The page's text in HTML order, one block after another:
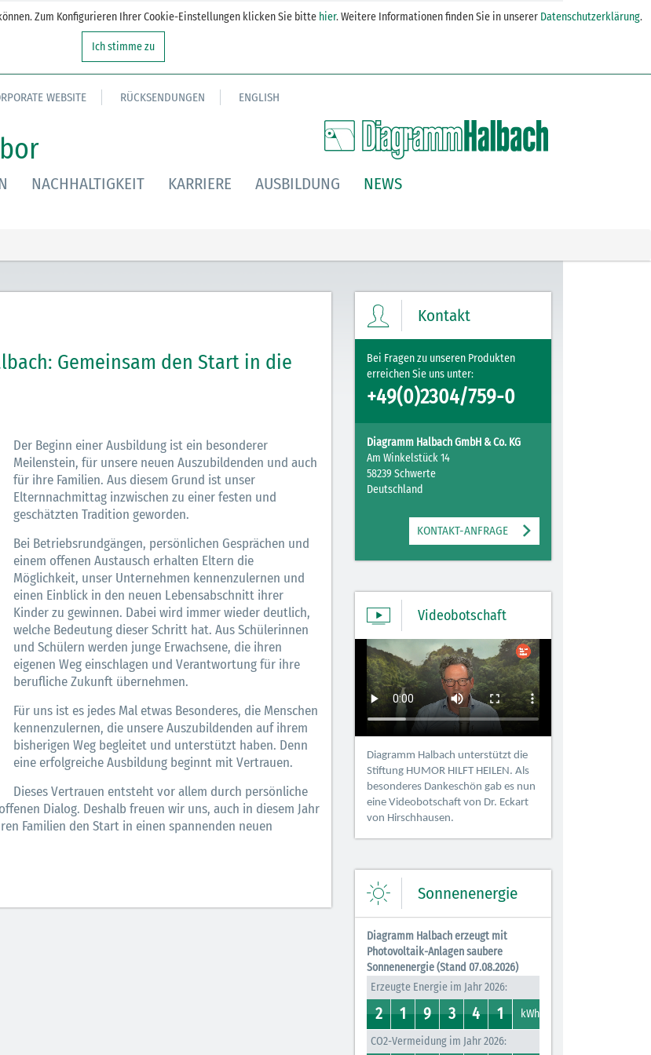
Zum Konfigurieren Ihrer Cookie-Einstellungen klicken Sie bittehier. Weitere Informationen finden Sie in unserer Datenschutzerklärung.
Ich stimme zu
WEBSITE RÜCKSENDUNGEN ENGLISH
NACHHALTIGKEIT KARRIERE AUSBILDUNG NEWS
Gemeinsam den Start in die
Der Beginn einer Ausbildung ist ein besonderer
Meilenstein, für unsere neuen Auszubildenden und auch
für ihre Familien. Aus diesem Grund ist unser
Elternnachmittag inzwischen zu einer festen und
geschätzten Tradition geworden.
Bei Betriebsrundgängen, persönlichen Gesprächen und
einem offenen Austausch erhalten Eltern die
Möglichkeit, unser Unternehmen kennenzulernen und
einen Einblick in den neuen Lebensabschnitt ihrer
Kinder zu gewinnen. Dabei wird immer wieder deutlich,
welche Bedeutung dieser Schritt hat. Aus Schülerinnen
und Schülern werden junge Erwachsene, die ihren
eigenen Weg einschlagen und Verantwortung für ihre
berufliche Zukunft übernehmen.
Für uns ist es jedes Mal etwas Besonderes, die Menschen
kennenzulernen, die unsere Auszubildenden auf ihrem
bisherigen Weg begleitet und unterstützt haben. Denn
eine erfolgreiche Ausbildung beginnt mit Vertrauen.
Dieses Vertrauen entsteht vor allem durch persönliche
Dialog. Deshalb freuen wir uns, auch in diesem Jahr
Familien den Start in einen spannenden neuen
Kontakt
Bei Fragen zu unseren Produkten
erreichen Sie uns unter:
+49(0)2304/759-0
Diagramm Halbach GmbH & Co. KG
Am Winkelstück 14
58239 Schwerte
Deutschland
KONTAKT-ANFRAGE
Videobotschaft
Diagramm Halbach unterstützt die
Stiftung HUMOR HILFT HEILEN. Als
besonderes Dankeschön gab es nun
eine Videobotschaft von Dr. Eckart
von Hirschhausen.
Sonnenenergie
Diagramm Halbach erzeugt mit
Photovoltaik-Anlagen saubere
Sonnenenergie (Stand 07.08.2026)
Erzeugte Energie im Jahr 2026:
1
2
2 0
1
1 8
9
9 7
3
3 0
4
4 0
1
1 kWh
CO2-Vermeidung im Jahr 2026: